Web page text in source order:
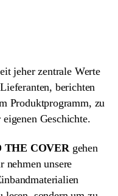
jeher zentrale Werte
berichten
Produktprogramm, zu
Geschichte.
THE COVER gehen
unsere